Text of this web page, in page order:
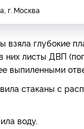
г. Москва
взяла глубокие
них листы ДВП
выпиленными
стаканы с
воду.